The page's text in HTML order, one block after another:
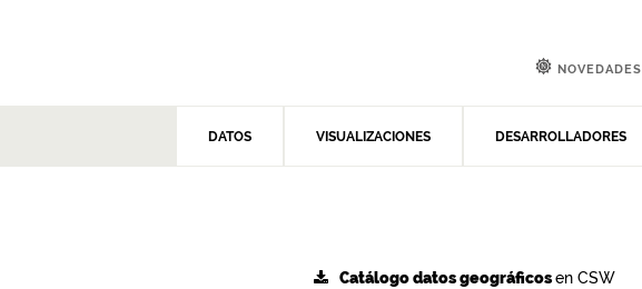
DATOS VISUALIZACIONES DESARROLLADORES
NOVEDADES
Catálogo datos geográficosen CSW